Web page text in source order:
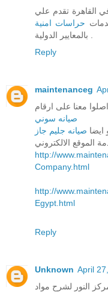
القاهرة تقدم علي
حراسات امنية
Reply
maintenanceg
معنا على ارقام
صيانه سوني
ايضا صيانه جليم جاز
http://
Company.html
http://
Egypt.html
Reply
Unknown April
النور لشرح مواد